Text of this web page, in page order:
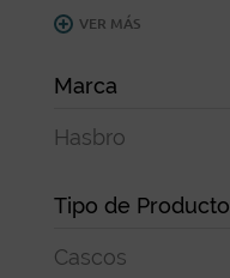
VER MÁS
Marca
Hasbro
Tipo de Producto
Cascos